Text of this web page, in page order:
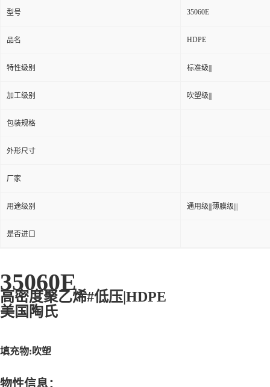
型号 35060E
品名 HDPE
特性级别 标准级|||
加工级别 吹塑级|||
包装规格
外形尺寸
厂家
用途级别 通用级|||薄膜级|||
是否进口
35060E
高密度聚乙烯#低压|HDPE
美国陶氏
填充物:吹塑
物性信息：